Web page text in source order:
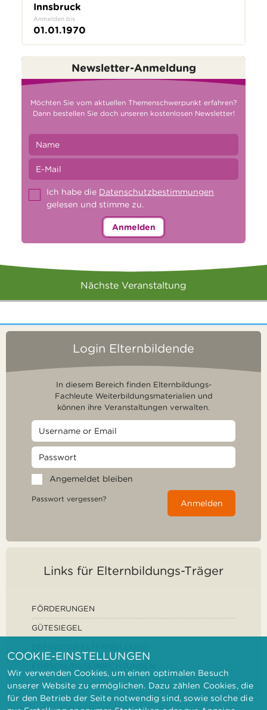
Innsbruck
Anmelden bis
01.01.1970
Newsletter-Anmeldung
Möchten Sie vom aktuellen Themenschwerpunkt erfahren?
Dann bestellen Sie doch unseren kostenlosen Newsletter!
Ich habe die Datenschutzbestimmungen
gelesen und stimme zu.
Anmelden
Nächste Veranstaltung
Login Elternbildende
In diesem Bereich finden Elternbildungs-
Fachleute Weiterbildungsmaterialien und
können ihre Veranstaltungen verwalten.
Angemeldet bleiben
Passwort vergessen? Anmelden
Links für Elternbildungs-Träger
FÖRDERUNGEN
GÜTESIEGEL
COOKIE-EINSTELLUNGEN
Wir verwenden Cookies, um einen optimalen Besuch
unserer Website zu ermöglichen. Dazu zählen Cookies, die
für den Betrieb der Seite notwendig sind, sowie solche die